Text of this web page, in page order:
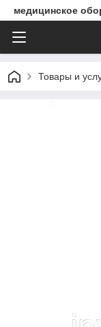
медицинское
Товары и